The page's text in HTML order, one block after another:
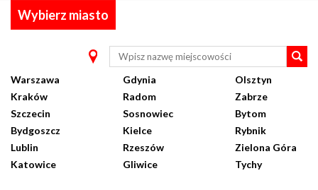
Wybierz miasto
Warszawa
Kraków
Szczecin
Bydgoszcz
Lublin
Katowice
Gdynia
Radom
Sosnowiec
Kielce
Rzeszów
Gliwice
Olsztyn
Zabrze
Bytom
Rybnik
Zielona Góra
Tychy